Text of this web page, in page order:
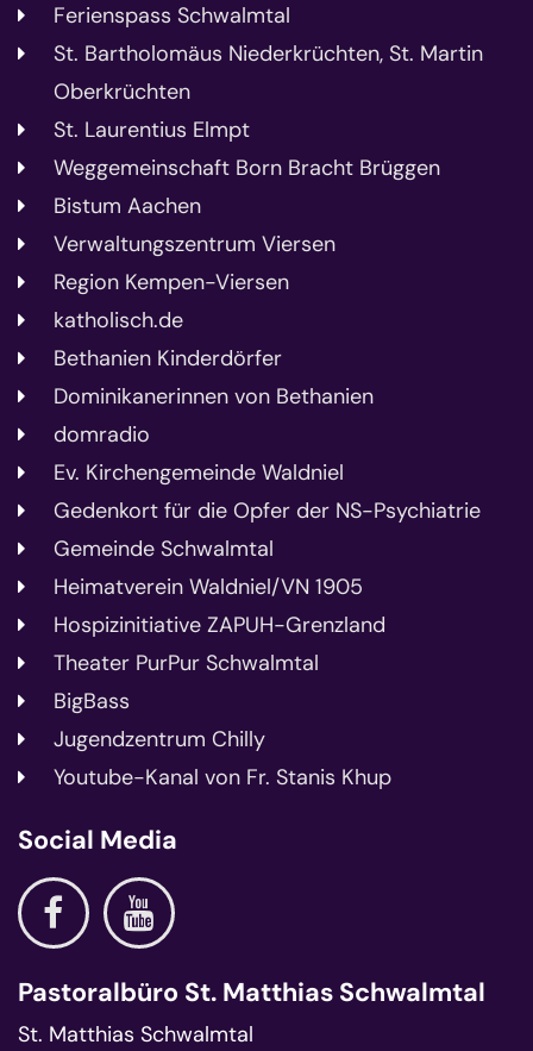
Ferienspass Schwalmtal
St. Bartholomäus Niederkrüchten, St. Martin
Oberkrüchten
St. Laurentius Elmpt
Weggemeinschaft Born Bracht Brüggen
Bistum Aachen
Verwaltungszentrum Viersen
Region Kempen-Viersen
katholisch.de
Bethanien Kinderdörfer
Dominikanerinnen von Bethanien
domradio
Ev. Kirchengemeinde Waldniel
Gedenkort für die Opfer der NS-Psychiatrie
Gemeinde Schwalmtal
Heimatverein Waldniel/VN 1905
Hospizinitiative ZAPUH-Grenzland
Theater PurPur Schwalmtal
BigBass
Jugendzentrum Chilly
Youtube-Kanal von Fr. Stanis Khup
Social Media
Pastoralbüro St. Matthias Schwalmtal
St. Matthias Schwalmtal